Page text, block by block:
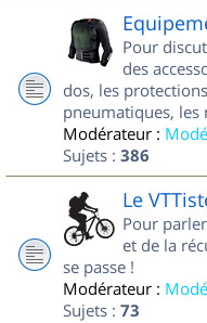
Pour
des
dos, les
pneumatiques, les
Modérateur :
Sujets : 386
Le
Pour
et de la
se passe !
Modérateur :
Sujets : 73